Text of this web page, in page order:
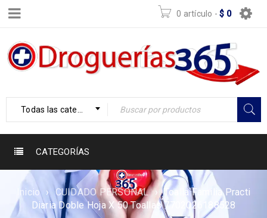
0 artículo - $ 0
Todas las categorías
CATEGORÍAS
Inicio › CUIDADO PERSONAL › Toalla Familia Practi
Diaria Doble Hoja X 50 Toallas 7702026188528